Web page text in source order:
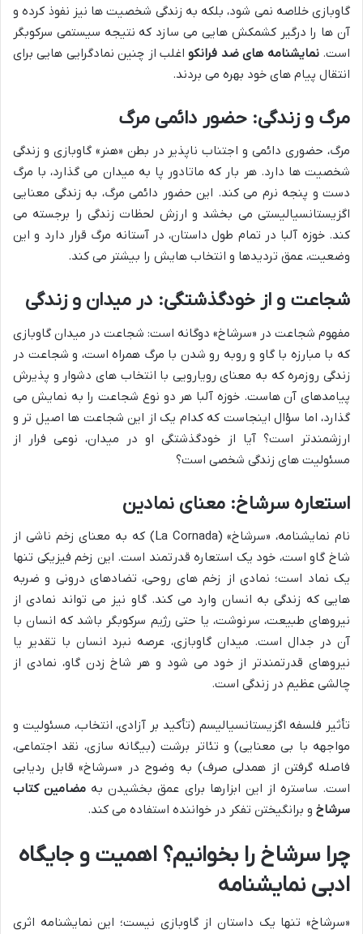
گاوبازی خلاصه نمی شود، بلکه به زندگی شخصیت ها نیز نفوذ کرده و
آن ها را درگیر کشمکش هایی می سازد که نتیجه سیستمی سرکوبگر
است.نمایشنامه های ضد فرانکواغلب از چنین نمادگرایی هایی برای
انتقال پیام های خود بهره می بردند.
مرگ و زندگی: حضور دائمی مرگ
مرگ، حضوری دائمی و اجتناب ناپذیر در بطن «هنر» گاوبازی و زندگی
شخصیت ها دارد. هر بار که ماتادور پا به میدان می گذارد، با مرگ
دست و پنجه نرم می کند. این حضور دائمی مرگ، به زندگی معنایی
اگزیستانسیالیستی می بخشد و ارزش لحظات زندگی را برجسته می
کند. خوزه آلبا در تمام طول داستان، در آستانه مرگ قرار دارد و این
وضعیت، عمق تردیدها و انتخاب هایش را بیشتر می کند.
شجاعت و از خودگذشتگی: در میدان و زندگی
مفهوم شجاعت در «سرشاخ» دوگانه است: شجاعت در میدان گاوبازی
که با مبارزه با گاو و روبه رو شدن با مرگ همراه است، و شجاعت در
زندگی روزمره که به معنای رویارویی با انتخاب های دشوار و پذیرش
پیامدهای آن هاست. خوزه آلبا هر دو نوع شجاعت را به نمایش می
گذارد، اما سؤال اینجاست که کدام یک از این شجاعت ها اصیل تر و
ارزشمندتر است؟ آیا از خودگذشتگی او در میدان، نوعی فرار از
مسئولیت های زندگی شخصی است؟
استعاره سرشاخ: معنای نمادین
نام نمایشنامه، «سرشاخ» (La Cornada) که به معنای زخم ناشی از
شاخ گاو است، خود یک استعاره قدرتمند است. این زخم فیزیکی تنها
یک نماد است؛ نمادی از زخم های روحی، تضادهای درونی و ضربه
هایی که زندگی به انسان وارد می کند. گاو نیز می تواند نمادی از
نیروهای طبیعت، سرنوشت، یا حتی رژیم سرکوبگر باشد که انسان با
آن در جدال است. میدان گاوبازی، عرصه نبرد انسان با تقدیر یا
نیروهای قدرتمندتر از خود می شود و هر شاخ زدن گاو، نمادی از
چالشی عظیم در زندگی است.
تأثیر فلسفه اگزیستانسیالیسم (تأکید بر آزادی، انتخاب، مسئولیت و
مواجهه با بی معنایی) و تئاتر برشت (بیگانه سازی، نقد اجتماعی،
فاصله گرفتن از همدلی صرف) به وضوح در «سرشاخ» قابل ردیابی
است. ساستره از این ابزارها برای عمق بخشیدن به مضامین کتاب
سرشاخ و برانگیختن تفکر در خواننده استفاده می کند.
چرا سرشاخ را بخوانیم؟ اهمیت و جایگاه
ادبی نمایشنامه
«سرشاخ» تنها یک داستان از گاوبازی نیست؛ این نمایشنامه اثری